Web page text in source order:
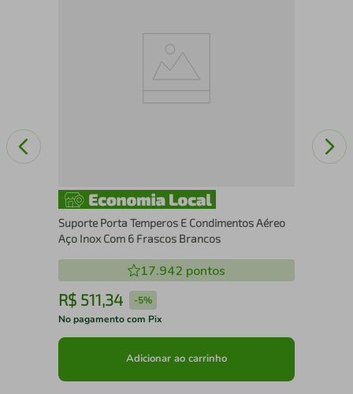
Suporte Porta Temperos E Condimentos Aéreo
Aço Inox Com 6 Frascos Brancos
17.942 pontos
R$ 511,34 -5%
No pagamento com Pix
Adicionar ao carrinho